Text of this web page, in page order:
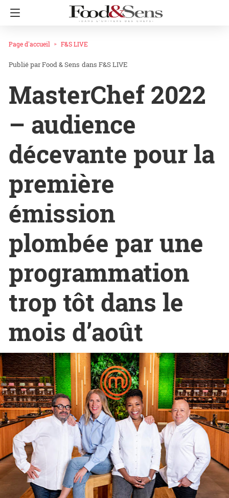
Page d'accueil F&S LIVE
Food & Sens dans F&S LIVE
MasterChef 2022
– audience
décevante pour la
première
émission
plombée par une
programmation
trop tôt dans le
mois d’août